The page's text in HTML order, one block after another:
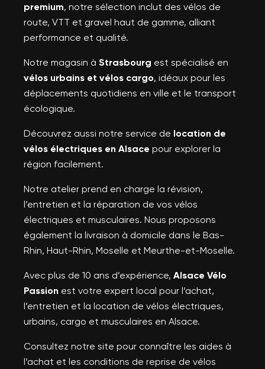
premium, notre sélection inclut des vélos de
route, VTT et gravel haut de gamme, alliant
performance et qualité.
Notre magasin à Strasbourg est spécialisé en
vélos urbains et vélos cargo, idéaux pour les
déplacements quotidiens en ville et le transport
écologique.
Découvrez aussi notre service de location de
vélos électriques en Alsace pour explorer la
région facilement.
Notre atelier prend en charge la révision,
l’entretien et la réparation de vos vélos
électriques et musculaires. Nous proposons
également la livraison à domicile dans le Bas-
Rhin, Haut-Rhin, Moselle et Meurthe-et-Moselle.
Avec plus de 10 ans d’expérience, Alsace Vélo
Passion est votre expert local pour l’achat,
l’entretien et la location de vélos électriques,
urbains, cargo et musculaires en Alsace.
Consultez notre site pour connaître les aides à
l’achat et les conditions de reprise de vélos